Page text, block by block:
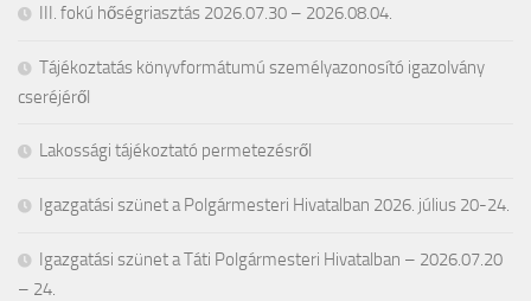
III. fokú hőségriasztás 2026.07.30 – 2026.08.04.
Tájékoztatás könyvformátumú személyazonosító igazolvány
cseréjéről
Lakossági tájékoztató permetezésről
Igazgatási szünet a Polgármesteri Hivatalban 2026. július 20-24.
Igazgatási szünet a Táti Polgármesteri Hivatalban – 2026.07.20
– 24.